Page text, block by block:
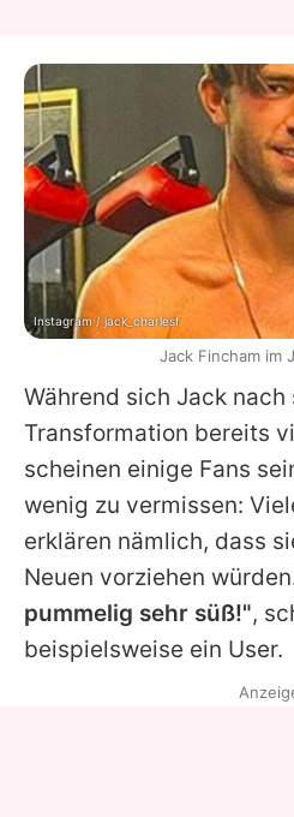
Während sich Jack
Transformation bereits
scheinen einige Fans
wenig zu vermissen:
erklären nämlich, dass
Neuen vorziehen
pummelig sehr süß!",
beispielsweise ein User.
Instagram / jack_charlesf
Jack Fincham im